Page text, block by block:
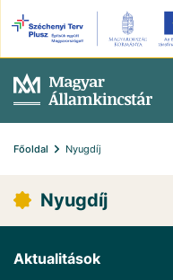
Főoldal Nyugdíj
Nyugdíj
Aktualitások